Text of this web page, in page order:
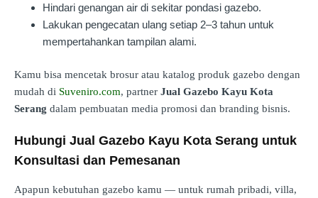
Hindari genangan air di sekitar pondasi gazebo.
Lakukan pengecatan ulang setiap 2–3 tahun untuk
mempertahankan tampilan alami.
Kamu bisa mencetak brosur atau katalog produk gazebo dengan
mudah di Suveniro.com, partner Jual Gazebo Kayu Kota
Serang dalam pembuatan media promosi dan branding bisnis.
Hubungi Jual Gazebo Kayu Kota Serang untuk
Konsultasi dan Pemesanan
Apapun kebutuhan gazebo kamu — untuk rumah pribadi, villa,